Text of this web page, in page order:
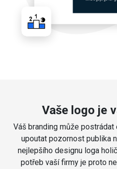
Vaše logo je
Váš branding může
upoutat pozornost publika
nejlepšího designu loga
potřeb vaší firmy je proto